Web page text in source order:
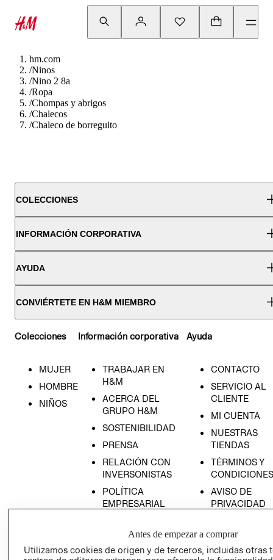
hm.com
/Ninos
/Nino 2 8a
/Ropa
/Chompas y abrigos
/Chalecos
/Chaleco de borreguito
COLECCIONES
INFORMACIÓN CORPORATIVA
AYUDA
CONVIÉRTETE EN H&M MIEMBRO
Colecciones
MUJER
HOMBRE
NIÑOS
Información corporativa
TRABAJAR EN
H&M
ACERCA DEL
GRUPO H&M
SOSTENIBILIDAD
PRENSA
RELACIÓN CON
INVERSONISTAS
POLÍTICA
EMPRESARIAL
Ayuda
CONTACTO
SERVICIO AL
CLIENTE
MI CUENTA
NUESTRAS
TIENDAS
TÉRMINOS Y
CONDICIONES
AVISO DE
PRIVACIDAD
AVISO DE
COOKIES
Antes de empezar a comprar
Utilizamos cookies de origen y de terceros, incluidas otras